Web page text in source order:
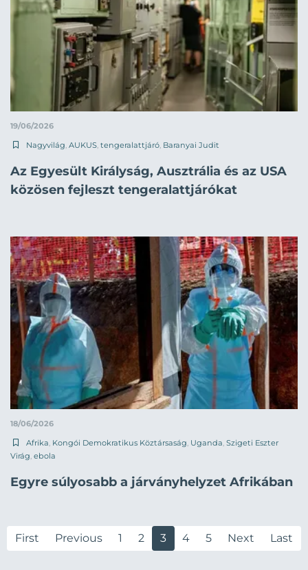
19/06/2026
Nagyvilág AUKUS tengeralattjáró Baranyai Judit
Az Egyesült Királyság, Ausztrália és az USA
közösen fejleszt tengeralattjárókat
18/06/2026
Afrika, Kongói Demokratikus Köztársaság, Uganda, Szigeti Eszter
Virág, ebola
Egyre súlyosabb a járványhelyzet Afrikában
First Previous 1 2 3 4 5 Next Last